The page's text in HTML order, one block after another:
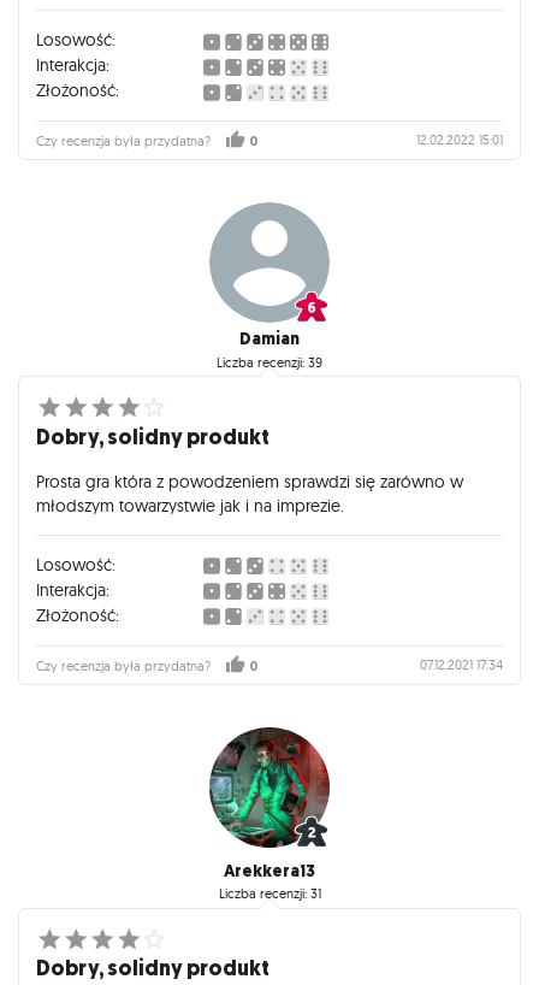
Losowość:
Interakcja:
Złożoność:
Czy recenzja była przydatna? 0 12.02.2022 15:01
Damian
Liczba recenzji: 39
Dobry, solidny produkt
Prosta gra która z powodzeniem sprawdzi się zarówno w
młodszym towarzystwie jak i na imprezie.
Losowość:
Interakcja:
Złożoność:
Czy recenzja była przydatna? 0 07.12.2021 17:34
Arekkera13
Liczba recenzji: 31
Dobry, solidny produkt